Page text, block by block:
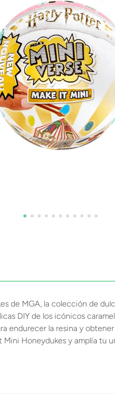
de MGA, la colección de
DIY de los icónicos
endurecer la resina y
Honeydukes y amplía tu